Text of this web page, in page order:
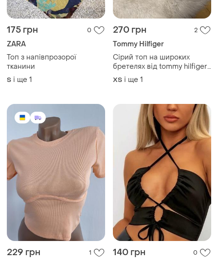
175 грн 0
ZARA
Топ з напівпрозорої
тканини
S і ще 1
270 грн 2
Tommy Hilfiger
Сірий топ на широких
бретелях від tommy hilfiger
в розмірі xs
ХS і ще 1
229 грн 1 140 грн 0